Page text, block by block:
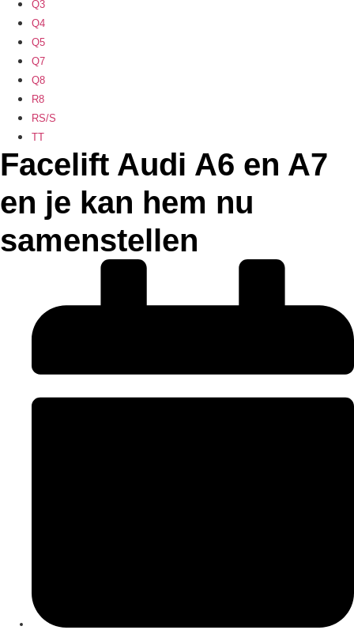
Q3
Q4
Q5
Q7
Q8
R8
RS/S
TT
Facelift Audi A6 en A7
en je kan hem nu
samenstellen